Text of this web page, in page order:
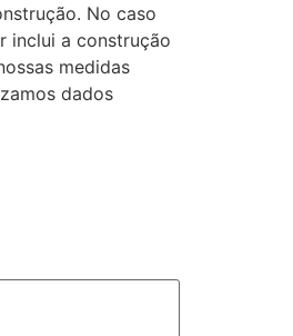
No caso
inclui a construção
medidas
dados